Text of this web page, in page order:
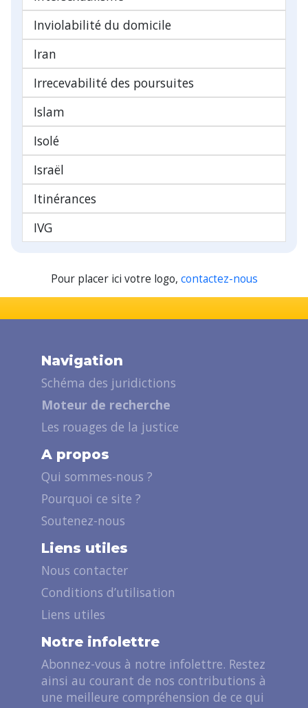
Inviolabilité du domicile
Iran
Irrecevabilité des poursuites
Islam
Isolé
Israël
Itinérances
IVG
Pour placer ici votre logo, contactez-nous
Navigation
Schéma des juridictions
Moteur de recherche
Les rouages de la justice
A propos
Qui sommes-nous ?
Pourquoi ce site ?
Soutenez-nous
Liens utiles
Nous contacter
Conditions d’utilisation
Liens utiles
Notre infolettre
Abonnez-vous à notre infolettre. Restez
ainsi au courant de nos contributions à
une meilleure compréhension de ce qui